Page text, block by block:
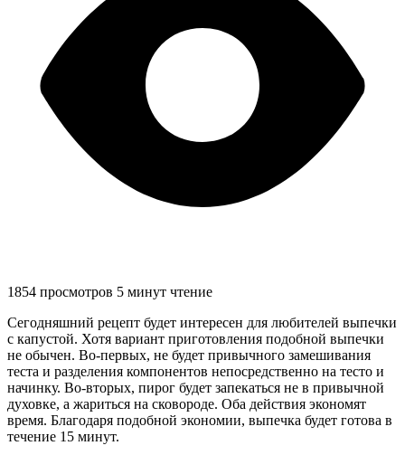
1854 просмотров 5 минут чтение
Сегодняшний рецепт будет интересен для любителей выпечки
с капустой. Хотя вариант приготовления подобной выпечки
не обычен. Во-первых, не будет привычного замешивания
теста и разделения компонентов непосредственно на тесто и
начинку. Во-вторых, пирог будет запекаться не в привычной
духовке, а жариться на сковороде. Оба действия экономят
время. Благодаря подобной экономии, выпечка будет готова в
течение 15 минут.